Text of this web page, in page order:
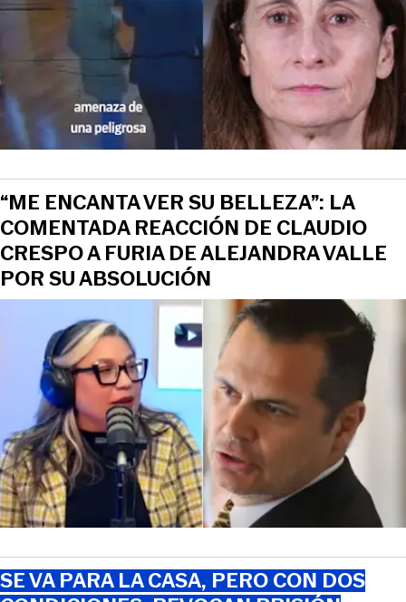
“ME ENCANTA VER SU BELLEZA”: LA
COMENTADA REACCIÓN DE CLAUDIO
CRESPO A FURIA DE ALEJANDRA VALLE
POR SU ABSOLUCIÓN
SE VA PARA LA CASA, PERO CON DOS